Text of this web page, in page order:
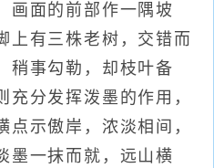
画面的前部作一隅坡
上有三株老树，交错而
稍事勾勒，却枝叶备
充分发挥泼墨的作用，
点示傲岸，浓淡相间，
墨一抹而就，远山横